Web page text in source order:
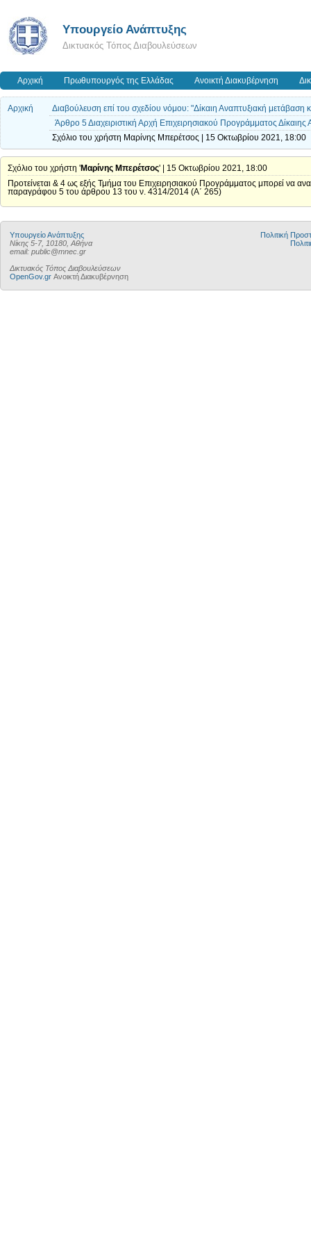
Υπουργείο Ανάπτυξης
Δικτυακός Τόπος Διαβουλεύσεων
Αρχική Πρωθυπουργός της Ελλάδας Ανοικτή Διακυβέρνηση
Αρχική
Διαβούλευση επί του σχεδίου νόμου: "Δίκαιη Αναπτυξιακή μετάβαση
Άρθρο 5 Διαχειριστική Αρχή Επιχειρησιακού Προγράμματος
Σχόλιο του χρήστη Μαρίνης Μπερέτσος | 15 Οκτωβρίου 2021, 18:00
Σχόλιο του χρήστη 'Μαρίνης Μπερέτσος' | 15 Οκτωβρίου 2021, 18:00
Προτείνεται & 4 ως εξής Τμήμα του Επιχειρησιακού Προγράμματος μπορεί να
παραγράφου 5 του άρθρου 13 του ν. 4314/2014 (Α΄ 265)
Υπουργείο Ανάπτυξης
Νίκης 5-7, 10180, Αθήνα
email: public@mnec.gr
Δικτυακός Τόπος Διαβουλεύσεων
OpenGov.gr Ανοικτή Διακυβέρνηση
Πολιτική